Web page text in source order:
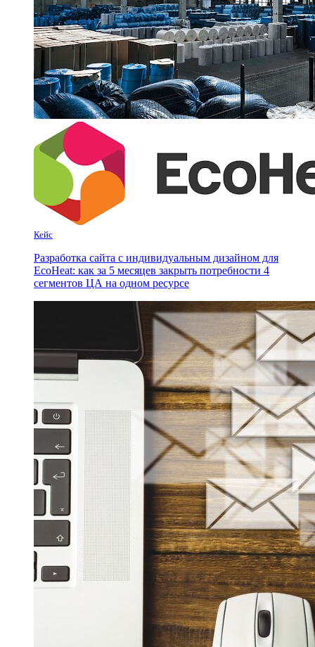
Кейс
Разработка сайта с индивидуальным дизайном для
EcoHeat: как за 5 месяцев закрыть потребности 4
сегментов ЦА на одном ресурсе